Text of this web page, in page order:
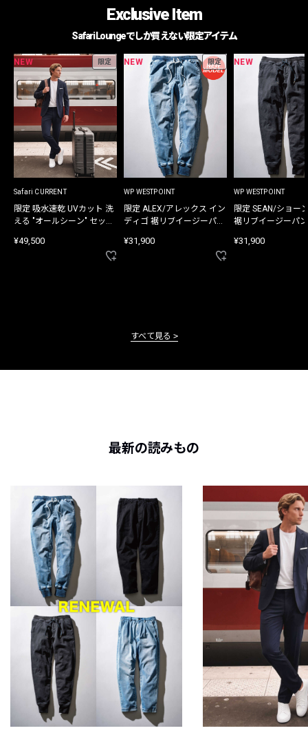
Exclusive Item
Safari Loungeでしか買えない限定アイテム
NEW 限定
Safari CURRENT
限定 吸水速乾 UVカット 洗
える "オールシーン" セット
¥49,500
NEW 限定
WP WESTPOINT
限定 ALEX/アレックス イン
ディゴ 裾リブイージーパン
¥31,900
NEW
WP WESTPOINT
限定 SEAN/ショー
裾リブイージーパ
¥31,900
すべて見る
最新の読みもの